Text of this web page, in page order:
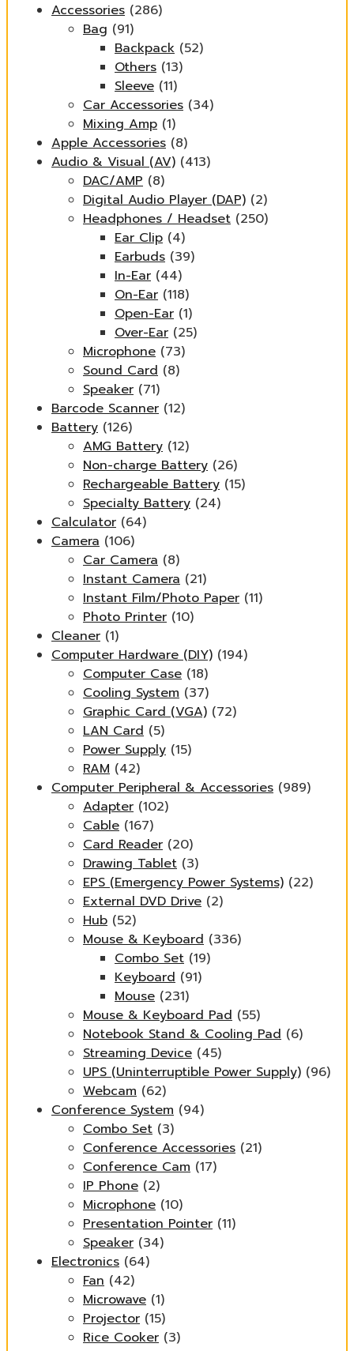
Accessories (286)
Bag (91)
Backpack (52)
Others (13)
Sleeve (11)
Car Accessories (34)
Mixing Amp (1)
Apple Accessories (8)
Audio & Visual (AV) (413)
DAC/AMP (8)
Digital Audio Player (DAP) (2)
Headphones / Headset (250)
Ear Clip (4)
Earbuds (39)
In-Ear (44)
On-Ear (118)
Open-Ear (1)
Over-Ear (25)
Microphone (73)
Sound Card (8)
Speaker (71)
Barcode Scanner (12)
Battery (126)
AMG Battery (12)
Non-charge Battery (26)
Rechargeable Battery (15)
Specialty Battery (24)
Calculator (64)
Camera (106)
Car Camera (8)
Instant Camera (21)
Instant Film/Photo Paper (11)
Photo Printer (10)
Cleaner (1)
Computer Hardware (DIY) (194)
Computer Case (18)
Cooling System (37)
Graphic Card (VGA) (72)
LAN Card (5)
Power Supply (15)
RAM (42)
Computer Peripheral & Accessories (989)
Adapter (102)
Cable (167)
Card Reader (20)
Drawing Tablet (3)
EPS (Emergency Power Systems) (22)
External DVD Drive (2)
Hub (52)
Mouse & Keyboard (336)
Combo Set (19)
Keyboard (91)
Mouse (231)
Mouse & Keyboard Pad (55)
Notebook Stand & Cooling Pad (6)
Streaming Device (45)
UPS (Uninterruptible Power Supply) (96)
Webcam (62)
Conference System (94)
Combo Set (3)
Conference Accessories (21)
Conference Cam (17)
IP Phone (2)
Microphone (10)
Presentation Pointer (11)
Speaker (34)
Electronics (64)
Fan (42)
Microwave (1)
Projector (15)
Rice Cooker (3)